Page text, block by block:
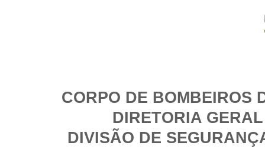
CORPO DE BOMBEIROS
DIRETORIA
DIVISÃO DE